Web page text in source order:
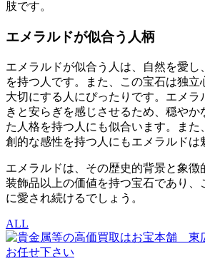
肢です。
エメラルドが似合う人柄
エメラルドが似合う人は、自然を愛し
を持つ人です。また、この宝石は独立
大切にする人にぴったりです。エメラ
きと安らぎを感じさせるため、穏や
た人格を持つ人にも似合います。また
創的な感性を持つ人にもエメラルドは
エメラルドは、その歴史的背景と象徴
装飾品以上の価値を持つ宝石であり、
に愛され続けるでしょう。
ALL